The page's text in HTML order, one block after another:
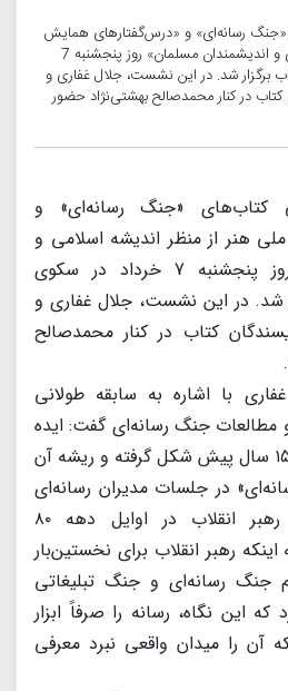
رسانه‌ای» و «درس‌گفتارهای همایش
ملی هنر از منظر اندیشه اسلامی و اندیشمندان مسلمان» روز پنجشنبه 7
برگزار شد. در این نشست، جلال غفاری و
در کنار محمدصالح بهشتی‌نژاد حضور
«جنگ رسانه‌ای» و
هنر از منظر اندیشه اسلامی و
اندیشمندان مسلمان» روز پنجشنبه 7 خرداد در سکوی
شد. در این نشست، جلال غفاری و
کتاب در کنار محمدصالح
با اشاره به سابقه طولانی
مطالعات جنگ رسانه‌ای گفت: ایده
اصلی این کتاب بیش از ۱۵ سال پیش شکل گرفته و ریشه آن
در جلسات مدیران رسانه‌ای
کشور و سخنرانی‌های رهبر انقلاب در اوایل دهه ۸۰
اینکه رهبر انقلاب برای نخستین‌بار
جنگ رسانه‌ای و جنگ تبلیغاتی
که این نگاه، رسانه را صرفاً ابزار
آن را میدان واقعی نبرد معرفی